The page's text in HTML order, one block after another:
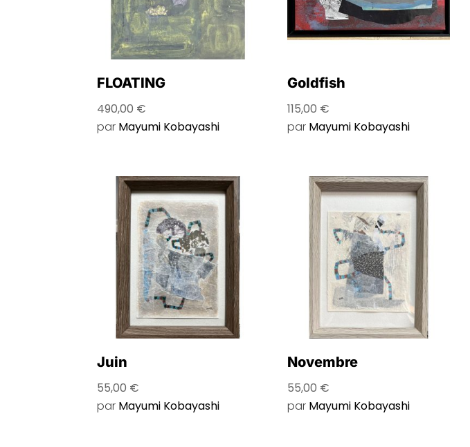
FLOATING
490,00 €
par Mayumi Kobayashi
Goldfish
115,00 €
par Mayumi Kobayashi
Juin
55,00 €
par Mayumi Kobayashi
Novembre
55,00 €
par Mayumi Kobayashi